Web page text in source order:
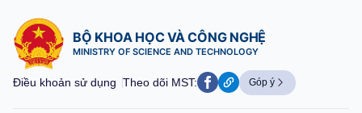
BỘ KHOA HỌC VÀ CÔNG NGHỆ
MINISTRY OF SCIENCE AND TECHNOLOGY
Điều khoản sử dụng Theo dõi MST: Góp ý